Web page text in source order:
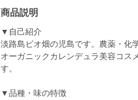
商品説明
▼自己紹介
淡路島ビオ畑の児島です。農薬・化
オーガニックカレンデュラ美容コス
す。
▼品種・味の特徴